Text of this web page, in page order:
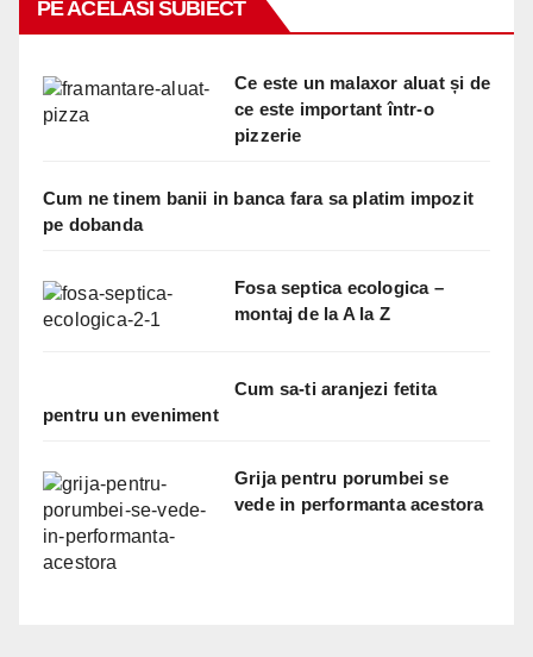
PE ACELASI SUBIECT
Ce este un malaxor aluat și de
ce este important într-o
pizzerie
Cum ne tinem banii in banca fara sa platim impozit
pe dobanda
Fosa septica ecologica –
montaj de la A la Z
Cum sa-ti aranjezi fetita
pentru un eveniment
Grija pentru porumbei se
vede in performanta acestora